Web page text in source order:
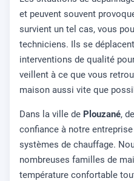
et peuvent souvent
survient un tel cas, vous
techniciens. Ils se
interventions de qualité
veillent à ce que vous
maison aussi vite que
Dans la ville de Plouzané,
confiance à notre
systèmes de chauffage.
nombreuses familles de
température confortable